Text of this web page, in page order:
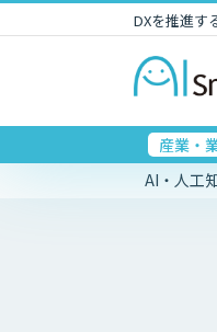
DXを推進す
産業・
AI・人工